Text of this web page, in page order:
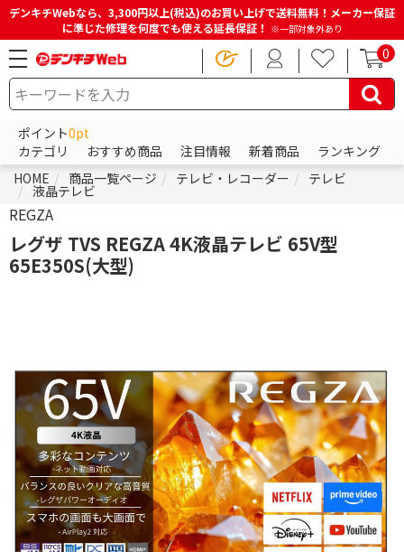
デンキチWebなら、3,300円以上(税込)のお買い上げで送料無料！メーカー保証
に準じた修理を何度でも使える延長保証！ ※一部対象外あり
0
ポイント0pt
カテゴリ
おすすめ商品 注目情報 新着商品
ランキング
HOME
商品一覧ページ テレビ・レコーダー テレビ
液晶テレビ
REGZA
レグザ TVS REGZA 4K液晶テレビ 65V型
65E350S(大型)